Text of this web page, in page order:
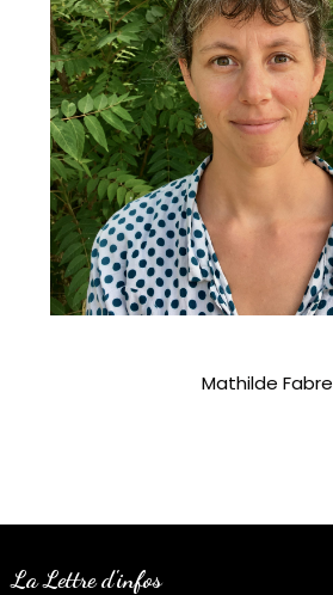
Mathilde Fabre
La Lettre d'infos